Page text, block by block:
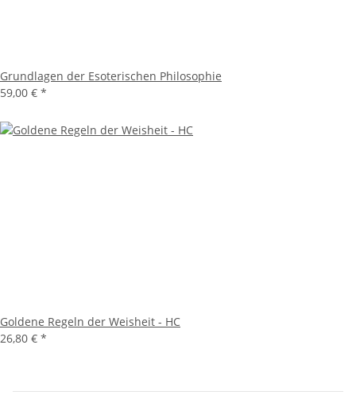
Grundlagen der Esoterischen Philosophie
59,00 € *
Goldene Regeln der Weisheit - HC
26,80 € *